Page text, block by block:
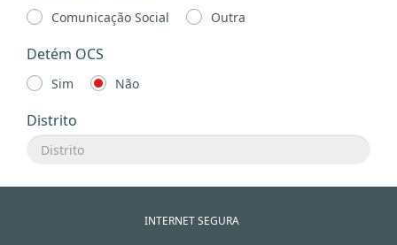
Comunicação Social Outra
Detém OCS
Sim Não
Distrito
INTERNET SEGURA